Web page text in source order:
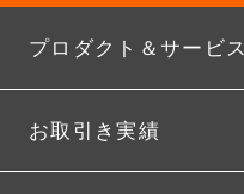
プロダクト＆サービス
お取引き実績